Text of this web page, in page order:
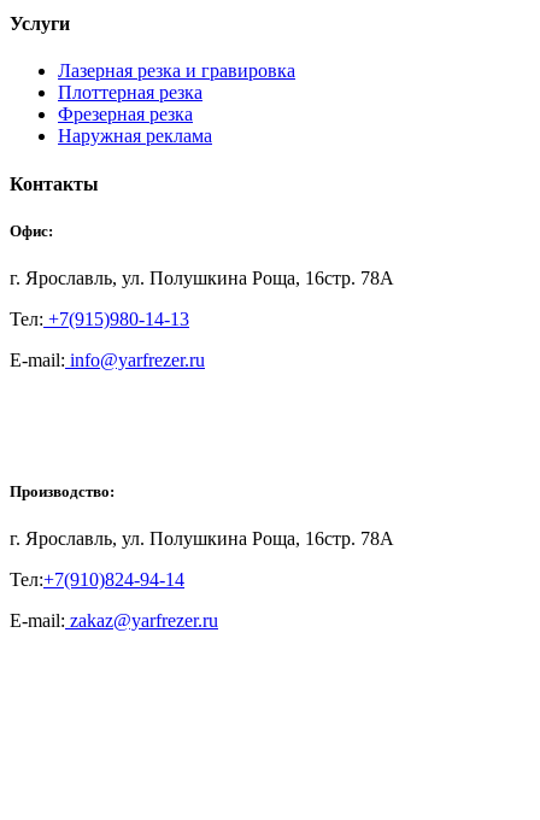
Услуги
Лазерная резка и гравировка
Плоттерная резка
Фрезерная резка
Наружная реклама
Контакты
Офис:
г. Ярославль, ул. Полушкина Роща, 16стр. 78А
Тел: +7(915)980-14-13
E-mail: info@yarfrezer.ru
Производство:
г. Ярославль, ул. Полушкина Роща, 16стр. 78А
Тел:+7(910)824-94-14
E-mail: zakaz@yarfrezer.ru